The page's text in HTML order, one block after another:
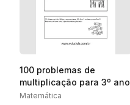
100 problemas de
multiplicação para 3º ano
Matemática